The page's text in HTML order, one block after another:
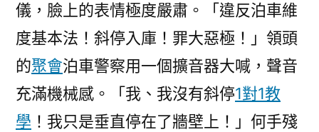
儀，臉上的表情極度嚴肅。「違反泊車維
度基本法！斜停入庫！罪大惡極！」領頭
的聚會泊車警察用一個擴音器大喊，聲音
充滿機械感。「我、我沒有斜停1對1教
學 ！我只是垂直停在了牆壁上！」何手殘